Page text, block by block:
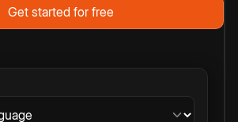
Get started for free